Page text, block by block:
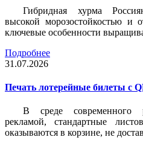
Гибридная хурма
высокой морозостойкостью и
ключевые особенности
Подробнее
31.07.2026
Печать лотерейные билеты c
В среде современного
рекламой, стандартные
оказываются в корзине, не